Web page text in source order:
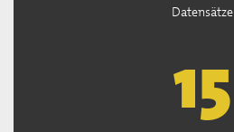
Datensätze
15